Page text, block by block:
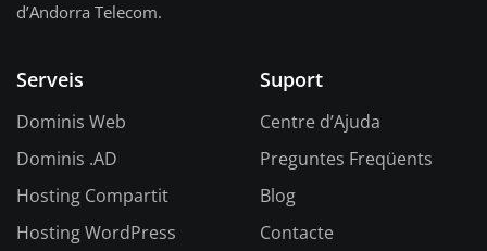
d’Andorra Telecom.
Serveis
Dominis Web
Dominis .AD
Hosting Compartit
Hosting WordPress
Suport
Centre d’Ajuda
Preguntes Freqüents
Blog
Contacte